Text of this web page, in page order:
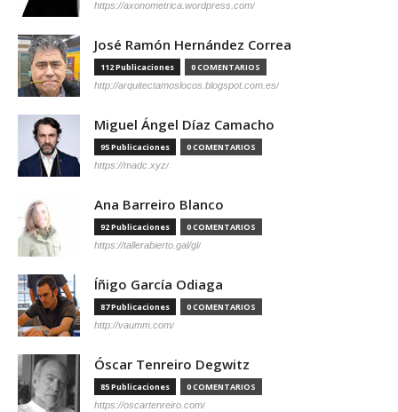
https://axonometrica.wordpress.com/
José Ramón Hernández Correa
112 Publicaciones 0 COMENTARIOS
http://arquitectamoslocos.blogspot.com.es/
Miguel Ángel Díaz Camacho
95 Publicaciones 0 COMENTARIOS
https://madc.xyz/
Ana Barreiro Blanco
92 Publicaciones 0 COMENTARIOS
https://tallerabierto.gal/gl/
Íñigo García Odiaga
87 Publicaciones 0 COMENTARIOS
http://vaumm.com/
Óscar Tenreiro Degwitz
85 Publicaciones 0 COMENTARIOS
https://oscartenreiro.com/